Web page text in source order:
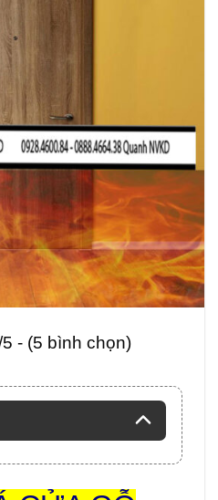
5 - (5 bình chọn)